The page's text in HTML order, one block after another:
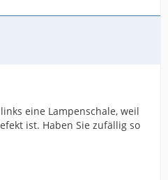
eine Lampenschale, weil
ist. Haben Sie zufällig so